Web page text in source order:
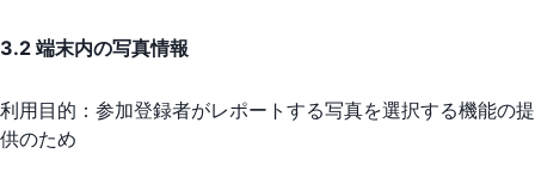
3.2 端末内の写真情報
利用目的： 参加登録者がレポートする写真を選択する機能の提
供のため